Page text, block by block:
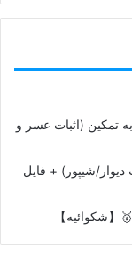
به تمکین (اثبات عسر و
دیوار/شیپور) + فایل
【شکوائیه】